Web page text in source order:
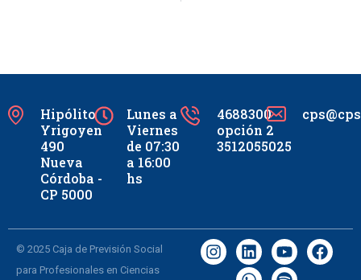
Hipólito
Yrigoyen
490
Nueva
Córdoba -
CP 5000
Lunes a
Viernes
de 07:30
a 16:00
hs
4688300
opción 2
3512055025
© 2025 Caja de Previsión Social
para Profesionales en Ciencias